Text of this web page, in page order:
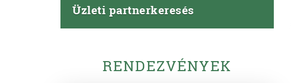
Üzleti partnerkeresés
RENDEZVÉNYEK